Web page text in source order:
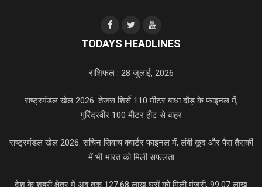
TODAYS HEADLINES
राशिफल : 28 जुलाई, 2026
राष्ट्रमंडल खेल 2026: तेजस शिर्से 110 मीटर बाधा दौड़ के फाइनल में,
गुरिंदरवीर 100 मीटर हीट से बाहर
राष्ट्रमंडल खेल 2026: सचिन सिवाच क्वार्टर फाइनल में, लंबी कूद और पैरा तैराकी
में भी भारत को मिली सफलता
देश के शहरी क्षेत्र में अब तक 127.68 लाख घरों को मिली मंजूरी, 99.07 लाख